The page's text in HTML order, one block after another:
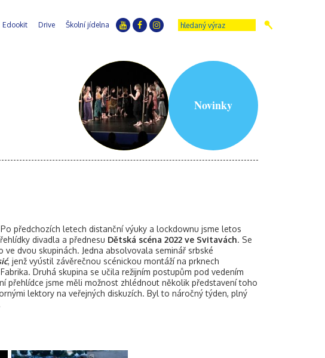
Edookit Drive Školní jídelna
Novinky
předchozích letech distanční výuky a lockdownu jsme letos
divadla a přednesu Dětská scéna 2022 ve Svitavách. Se
dvou skupinách. Jedna absolvovala seminář srbské
, jenž vyústil závěrečnou scénickou montáží na prknech
Druhá skupina se učila režijním postupům pod vedením
přehlídce jsme měli možnost zhlédnout několik představení toho
lektory na veřejných diskuzích. Byl to náročný týden, plný